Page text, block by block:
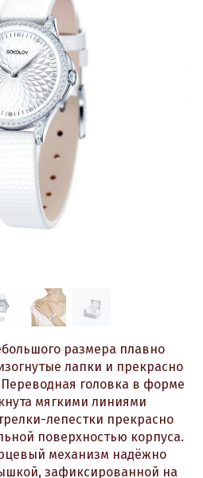
размера плавно
лапки и прекрасно
головка в форме
мягкими линиями
лепестки прекрасно
поверхностью корпуса.
механизм надёжно
зафиксированной на